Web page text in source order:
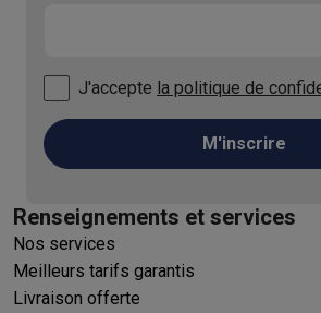
J'accepte la politique de
M'inscrire
Renseignements et services
Nos services
Meilleurs tarifs garantis
Livraison offerte